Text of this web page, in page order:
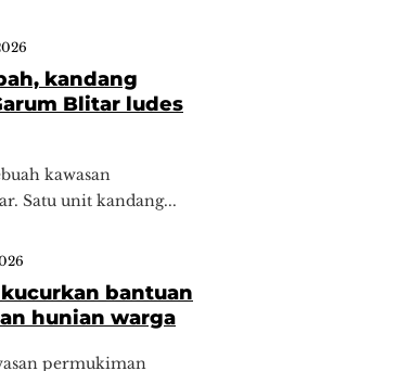
kandang
Blitar ludes
kawasan
Satu unit kandang...
bantuan
hunian warga
permukiman